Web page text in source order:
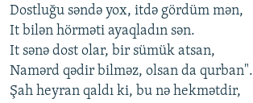
Dostluğu səndə yox, itdə gördüm mən,
It bilən hörməti ayaqladın sən.
It sənə dost olar, bir sümük atsan,
Namərd qədir bilməz, olsan da qurban".
Şah heyran qaldı ki, bu nə hekmətdir,